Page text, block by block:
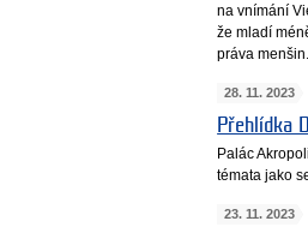
na vnímání
že mladí
práva menšin.
28. 11. 2023
Přehlídka
Palác
témata jako
23. 11. 2023